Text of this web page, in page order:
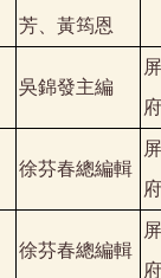
芳、黃筠恩
吳錦發主編
府
徐芬春總編輯
府
徐芬春總編輯
府